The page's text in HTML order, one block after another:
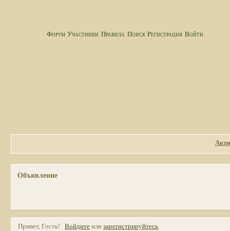
Форум Участники Правила Поиск Регистрация Войти
Объявление
Привет, Гость! Войдите илизарегистрируйтесь.